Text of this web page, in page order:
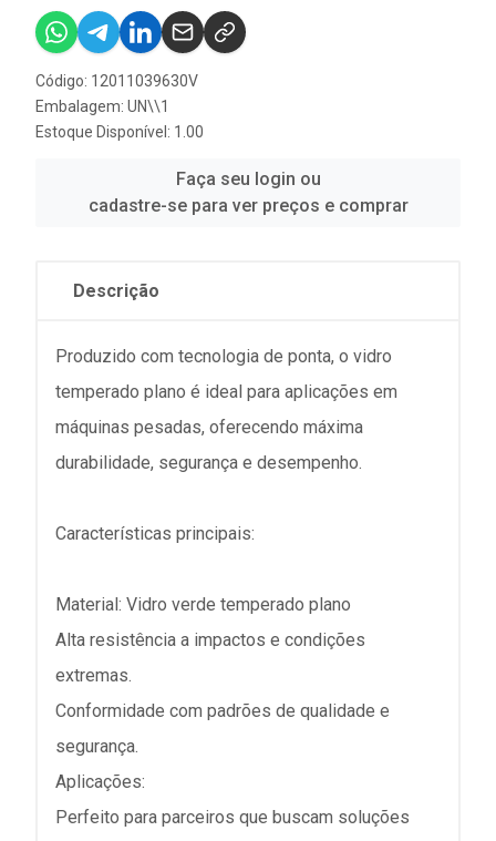
Código: 12011039630V
Embalagem: UN\\1
Estoque Disponível: 1.00
Faça seu login ou
cadastre-se para ver preços e comprar
Descrição
Produzido com tecnologia de ponta, o vidro
temperado plano é ideal para aplicações em
máquinas pesadas, oferecendo máxima
durabilidade, segurança e desempenho.
Características principais:
Material: Vidro verde temperado plano
Alta resistência a impactos e condições
extremas.
Conformidade com padrões de qualidade e
segurança.
Aplicações:
Perfeito para parceiros que buscam soluções